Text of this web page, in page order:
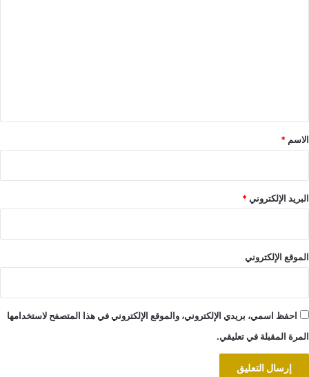
*
الاسم *
البريد الإلكتروني*
الموقع الإلكتروني
احفظ اسمي، بريدي الإلكتروني، والموقع الإلكتروني في هذا المتصفح لاستخدامها
المرة المقبلة في تعليقي.